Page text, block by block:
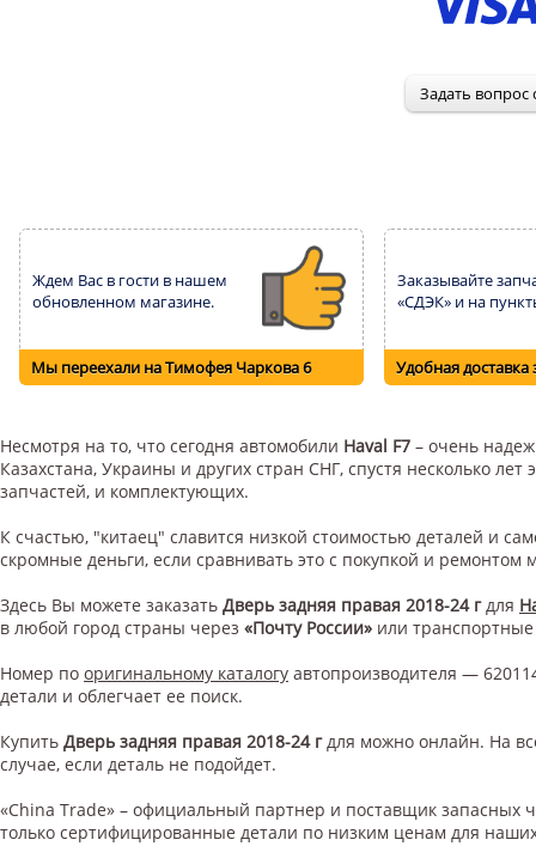
Ждем Вас в гости в нашем
обновленном магазине.
Мы переехали на Тимофея Чаркова 6
Заказывайте
«СДЭК» и на
Удобная доставка
Несмотря на то, что сегодня автомобили Haval F7 – очень
Казахстана, Украины и других стран СНГ, спустя несколько
запчастей, и комплектующих.
К счастью, "китаец" славится низкой стоимостью деталей и
скромные деньги, если сравнивать это с покупкой и
Здесь Вы можете заказать Дверь задняя правая 2018-24 гдля
в любой город страны через «Почту России» или
Номер по оригинальному каталогу автопроизводителя —
детали и облегчает ее поиск.
Купить Дверь задняя правая 2018-24 гдля можно онлайн. На
случае, если деталь не подойдет.
«China Trade» – официальный партнер и поставщик запасных
только сертифицированные детали по низким ценам для